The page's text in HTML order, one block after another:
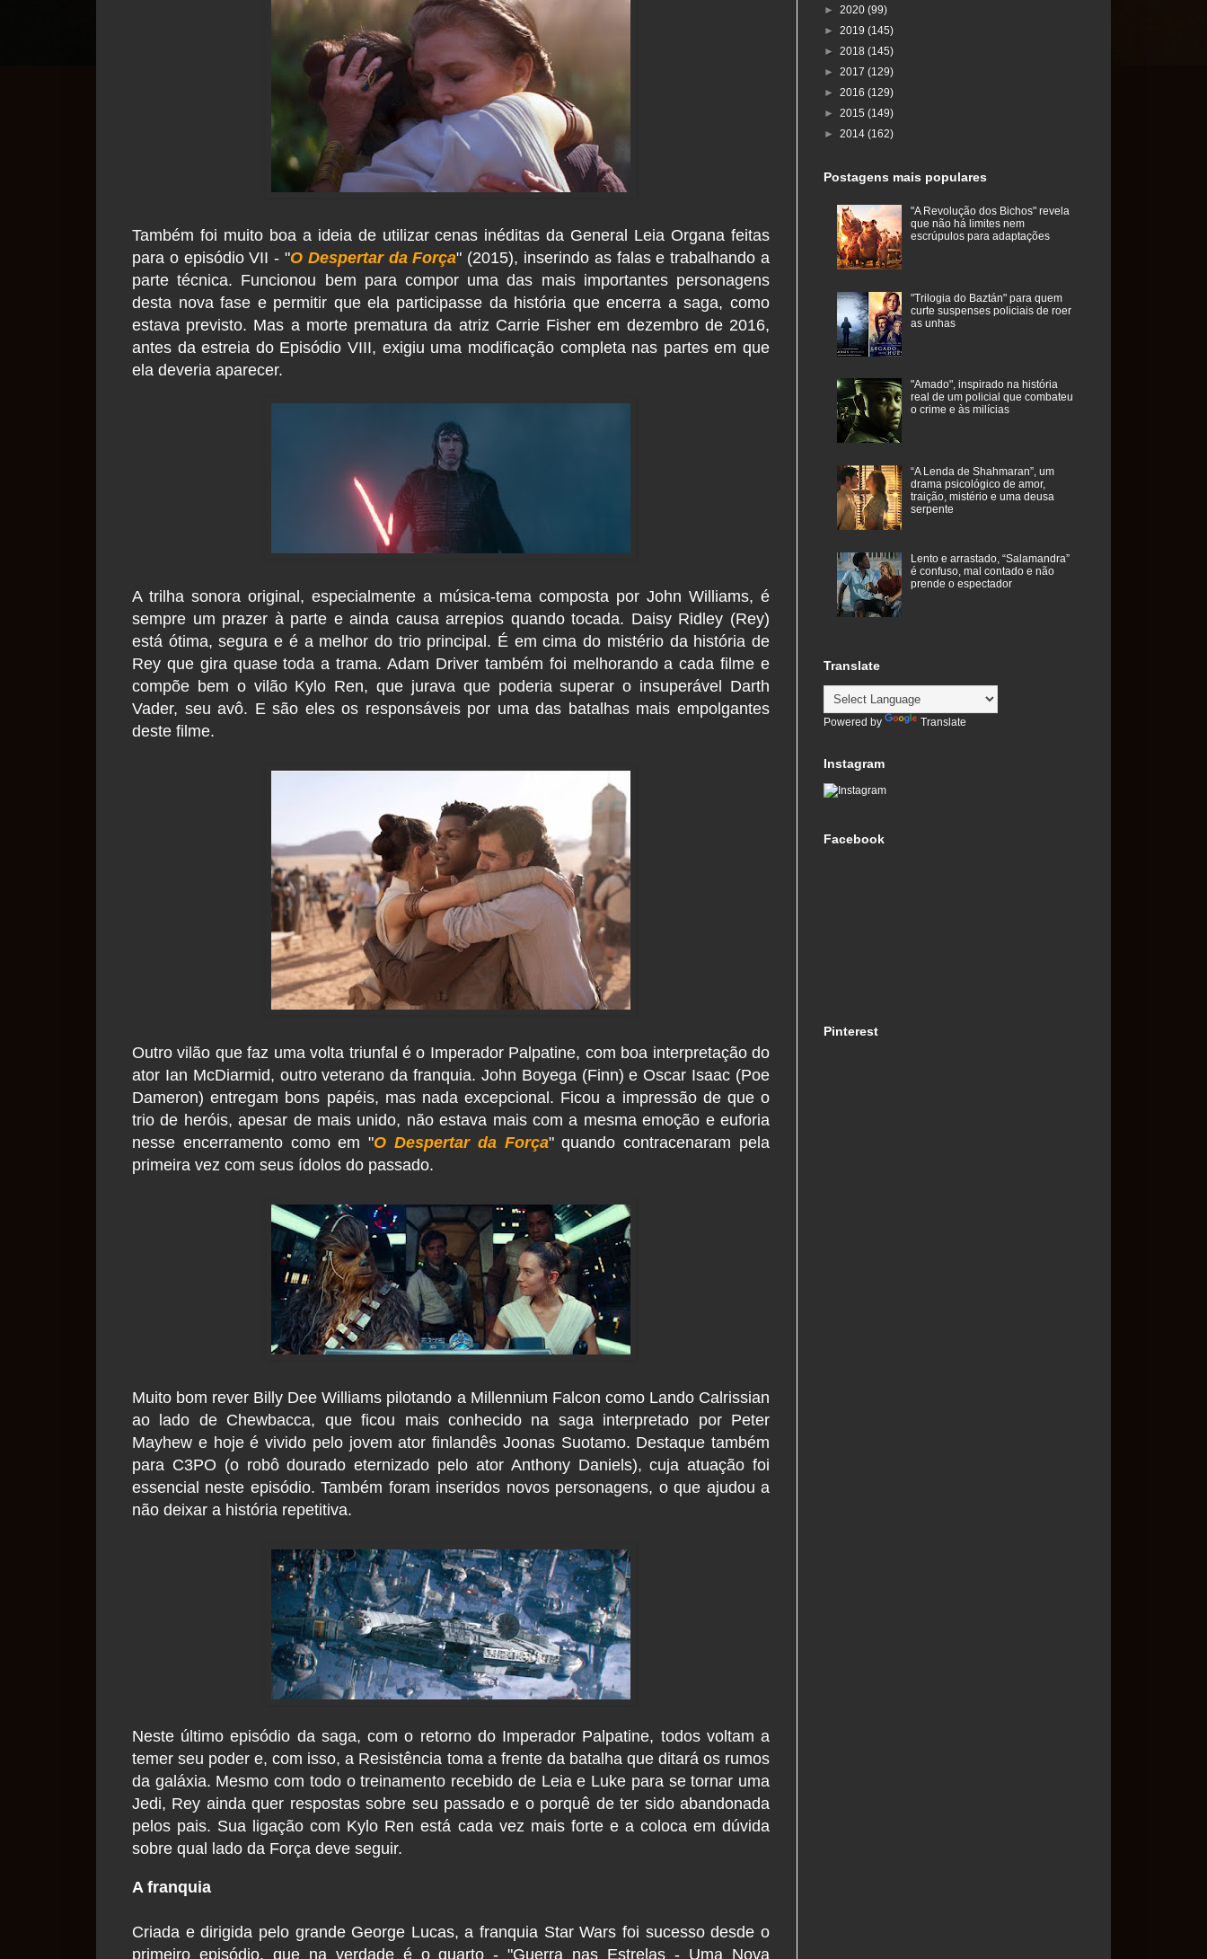
Também foi muito boa a ideia de utilizar cenas inéditas da General Leia Organa feitas
para o episódio VII - "O Despertar da Força" (2015), inserindo as falas e trabalhando a
parte técnica. Funcionou bem para compor uma das mais importantes personagens
desta nova fase e permitir que ela participasse da história que encerra a saga, como
estava previsto. Mas a morte prematura da atriz Carrie Fisher em dezembro de 2016,
antes da estreia do Episódio VIII, exigiu uma modificação completa nas partes em que
ela deveria aparecer.
A trilha sonora original, especialmente a música-tema composta por John Williams, é
sempre um prazer à parte e ainda causa arrepios quando tocada. Daisy Ridley (Rey)
está ótima, segura e é a melhor do trio principal. É em cima do mistério da história de
Rey que gira quase toda a trama. Adam Driver também foi melhorando a cada filme e
compõe bem o vilão Kylo Ren, que jurava que poderia superar o insuperável Darth
Vader, seu avô. E são eles os responsáveis por uma das batalhas mais empolgantes
deste filme.
Outro vilão que faz uma volta triunfal é o Imperador Palpatine, com boa interpretação do
ator Ian McDiarmid, outro veterano da franquia. John Boyega (Finn) e Oscar Isaac (Poe
Dameron) entregam bons papéis, mas nada excepcional. Ficou a impressão de que o
trio de heróis, apesar de mais unido, não estava mais com a mesma emoção e euforia
nesse encerramento como em "O Despertar da Força" quando contracenaram pela
primeira vez com seus ídolos do passado.
Muito bom rever Billy Dee Williams pilotando a Millennium Falcon como Lando Calrissian
ao lado de Chewbacca, que ficou mais conhecido na saga interpretado por Peter
Mayhew e hoje é vivido pelo jovem ator finlandês Joonas Suotamo. Destaque também
para C3PO (o robô dourado eternizado pelo ator Anthony Daniels), cuja atuação foi
essencial neste episódio. Também foram inseridos novos personagens, o que ajudou a
não deixar a história repetitiva.
Neste último episódio da saga, com o retorno do Imperador Palpatine, todos voltam a
temer seu poder e, com isso, a Resistência toma a frente da batalha que ditará os rumos
da galáxia. Mesmo com todo o treinamento recebido de Leia e Luke para se tornar uma
Jedi, Rey ainda quer respostas sobre seu passado e o porquê de ter sido abandonada
pelos pais. Sua ligação com Kylo Ren está cada vez mais forte e a coloca em dúvida
sobre qual lado da Força deve seguir.
A franquia
Criada e dirigida pelo grande George Lucas, a franquia Star Wars foi sucesso desde o
primeiro episódio, que na verdade é o quarto - "Guerra nas Estrelas - Uma Nova
► 2020 (99)
► 2019 (145)
► 2018 (145)
► 2017 (129)
► 2016 (129)
► 2015 (149)
► 2014 (162)
Postagens mais populares
"A Revolução dos Bichos" revela
que não há limites nem
escrúpulos para adaptações
"Trilogia do Baztán" para quem
curte suspenses policiais de roer
as unhas
"Amado", inspirado na história
real de um policial que combateu
o crime e às milícias
“A Lenda de Shahmaran”, um
drama psicológico de amor,
traição, mistério e uma deusa
serpente
Lento e arrastado, “Salamandra”
é confuso, mal contado e não
prende o espectador
Translate
Powered by Translate
Instagram
Facebook
Pinterest